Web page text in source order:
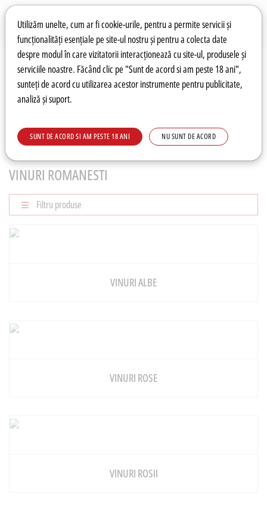
Preferințe pentru cookie-uri
Utilizăm unelte, cum ar fi cookie-urile, pentru a permite servicii și
funcționalități esențiale pe site-ul nostru și pentru a colecta date
despre modul în care vizitatorii interacționează cu site-ul, produsele și
serviciile noastre. Făcând clic pe "Sunt de acord si am peste 18 ani",
sunteți de acord cu utilizarea acestor instrumente pentru publicitate,
analiză și suport.
SUNT DE ACORD SI AM PESTE 18 ANI NU SUNT DE ACORD
Wishlist Autentificare
VIN Vinuri Romanesti
VINURI ROMANESTI
Filtru produse
VINURI ALBE
VINURI ROSE
VINURI ROSII